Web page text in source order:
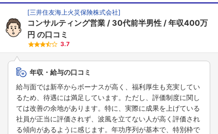
[三井住友海上火災保険株式会社]
コンサルティング営業 30代前半男性
年収400万
円 の口コミ
3.7
年収・給与の口コミ
給与面では新卒からボーナスが高く、福利厚生も充実してい
るため、待遇には満足しています。ただし、評価制度に関し
ては改善の余地があります。特に、実際に成果を上げている
社員が正当に評価されず、波風を立てない人が高く評価され
る傾向があるように感じます。年功序列が基本で、特別枠で